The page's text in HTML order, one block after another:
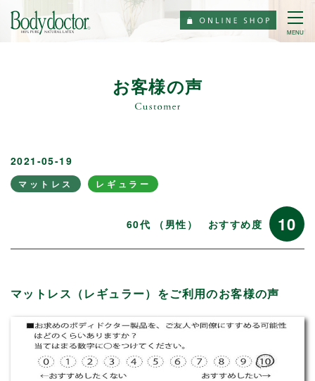
MENU
お客様の声
2021-05-19
マットレス レギュラー
60代 （男性） おすすめ度 10
マットレス（レギュラー）をご利用のお客様の声